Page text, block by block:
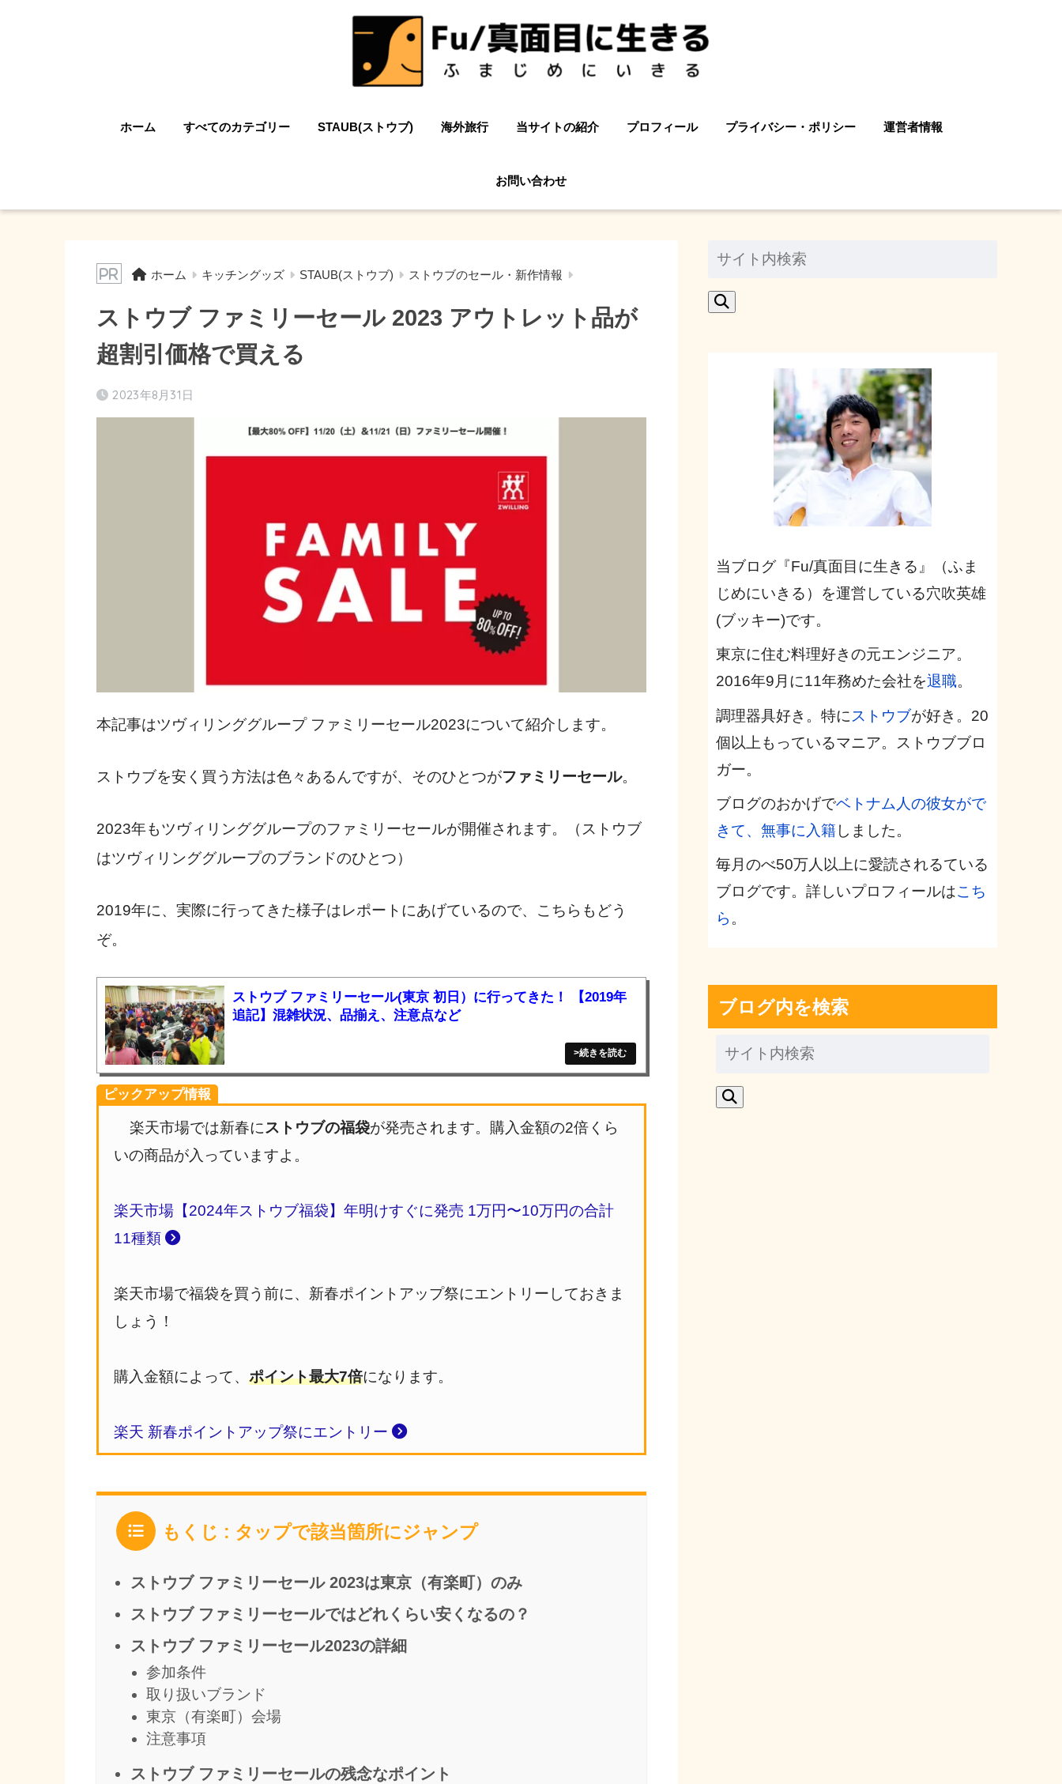
ホーム すべてのカテゴリー STAUB(ストウブ) 海外旅行 当サイトの紹介 プロフィール プライバシー・ポリシー 運営者情報
お問い合わせ
ホーム キッチングッズ STAUB(ストウブ) ストウブのセール・新作情報
ストウブ ファミリーセール 2023 アウトレット品が
超割引価格で買える
2023年8月31日
本記事はツヴィリンググループ ファミリーセール2023について紹介します。
ストウブを安く買う方法は色々あるんですが、そのひとつがファミリーセール。
2023年もツヴィリンググループのファミリーセールが開催されます。（ストウブ
はツヴィリンググループのブランドのひとつ）
2019年に、実際に行ってきた様子はレポートにあげているので、こちらもどう
ぞ。
ストウブ ファミリーセール(東京 初日）に行ってきた！ 【2019年
追記】混雑状況、品揃え、注意点など
ピックアップ情報
楽天市場では新春にストウブの福袋が発売されます。購入金額の2倍くら
いの商品が入っていますよ。
楽天市場【2024年ストウブ福袋】年明けすぐに発売 1万円〜10万円の合計
11種類
楽天市場で福袋を買う前に、新春ポイントアップ祭にエントリーしておきま
しょう！
購入金額によって、ポイント最大7倍になります。
楽天 新春ポイントアップ祭にエントリー
もくじ : タップで該当箇所にジャンプ
ストウブ ファミリーセール 2023は東京（有楽町）のみ
ストウブ ファミリーセールではどれくらい安くなるの？
ストウブ ファミリーセール2023の詳細
参加条件
取り扱いブランド
東京（有楽町）会場
注意事項
ストウブ ファミリーセールの残念なポイント
当ブログ『Fu/真面目に生きる』（ふま
じめにいきる）を運営している穴吹英雄
(ブッキー)です。
東京に住む料理好きの元エンジニア。
2016年9月に11年務めた会社を退職。
調理器具好き。特に ストウブが好き。20
個以上もっているマニア。ストウブブロ
ガー。
ブログのおかげでベトナム人の彼女がで
きて、無事に入籍 しました。
毎月のべ50万人以上に愛読されるている
ブログです。詳しいプロフィールはこち
ら 。
ブログ内を検索